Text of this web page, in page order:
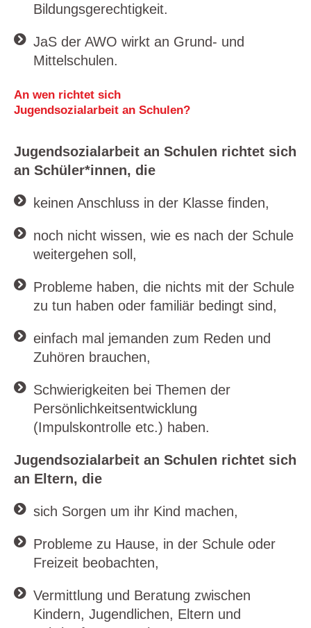
Bildungsgerechtigkeit.
JaS der AWO wirkt an Grund- und
Mittelschulen.
An wen richtet sich
Jugendsozialarbeit an Schulen?
Jugendsozialarbeit an Schulen richtet sich
an Schüler*innen, die
keinen Anschluss in der Klasse finden,
noch nicht wissen, wie es nach der Schule
weitergehen soll,
Probleme haben, die nichts mit der Schule
zu tun haben oder familiär bedingt sind,
einfach mal jemanden zum Reden und
Zuhören brauchen,
Schwierigkeiten bei Themen der
Persönlichkeitsentwicklung
(Impulskontrolle etc.) haben.
Jugendsozialarbeit an Schulen richtet sich
an Eltern, die
sich Sorgen um ihr Kind machen,
Probleme zu Hause, in der Schule oder
Freizeit beobachten,
Vermittlung und Beratung zwischen
Kindern, Jugendlichen, Eltern und